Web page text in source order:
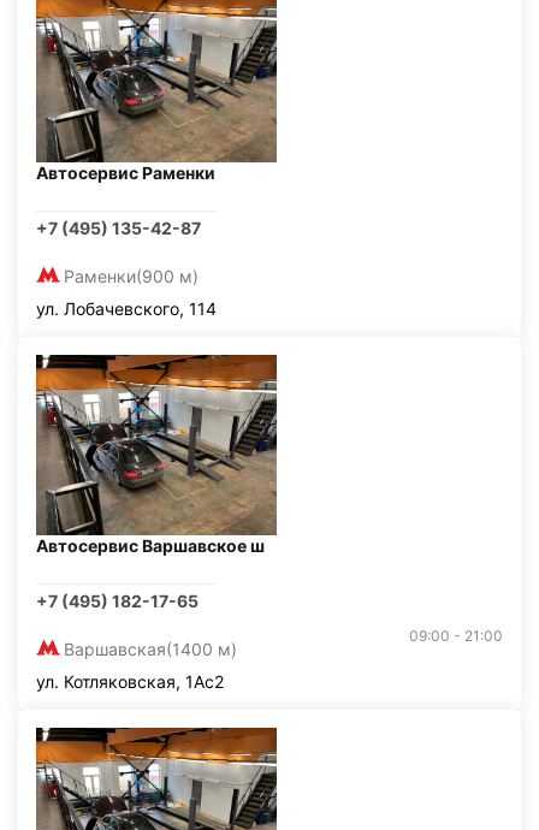
Автосервис Раменки
+7 (495) 135-42-87
Раменки(900 м)
ул. Лобачевского, 114
Автосервис Варшавское ш
+7 (495) 182-17-65
Варшавская(1400 м)
09:00 - 21:00
ул. Котляковская, 1Ас2